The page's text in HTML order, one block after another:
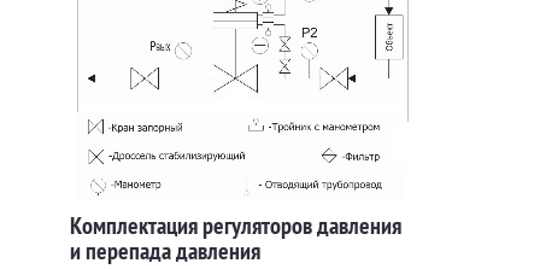
Комплектация регуляторов давления
и перепада давления